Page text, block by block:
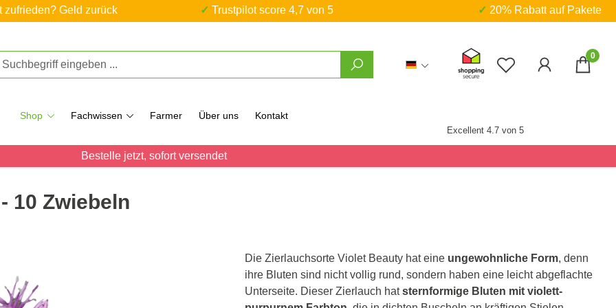
zufrieden? Geld zurück ✓ Trustpilot score 4,7 von 5 ✓ 20% Rabatt auf Pakete
Du hast 0 0
Shop Fachwissen Farmer Über uns Kontakt
Excellent 4.7 von 5
Bestelle jetzt, sofort versendet
10 Zwiebeln
Die Zierlauchsorte Violet Beauty hat eine ungewohnliche Form, denn
ihre Bluten sind nicht vollig rund, sondern haben eine leicht abgeflachte
Unterseite. Dieser Zierlauch hatsternformige Bluten mit violett-